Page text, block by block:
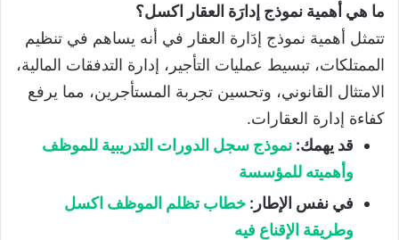
ما هي أهمية نموذج إدارَة العقار اكسل؟
تتمثل أهمية نموذج إدَارة العقار في أنه يساهم في تنظيم
الممتلكات، تبسيط عمليات التأجير، إدارة التدفقات المالية،
الامتثال القانوني، وتحسين تجربة المستأجرين، مما يرفع
كفاءة إدارة العقارات.
قد يهمك: نموذج سجل الدورات التدريبية للموظف
وأهميته للمؤسسة
في نفس الإطار: خطاب تظلم الموظف اكسل
وطريقة الإقناع فيه